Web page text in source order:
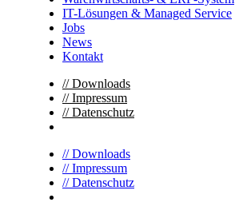
IT-Lösungen & Managed Service
Jobs
News
Kontakt
// Downloads
// Impressum
// Datenschutz
// Downloads
// Impressum
// Datenschutz